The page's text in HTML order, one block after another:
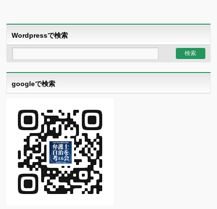
Wordpressで検索
googleで検索